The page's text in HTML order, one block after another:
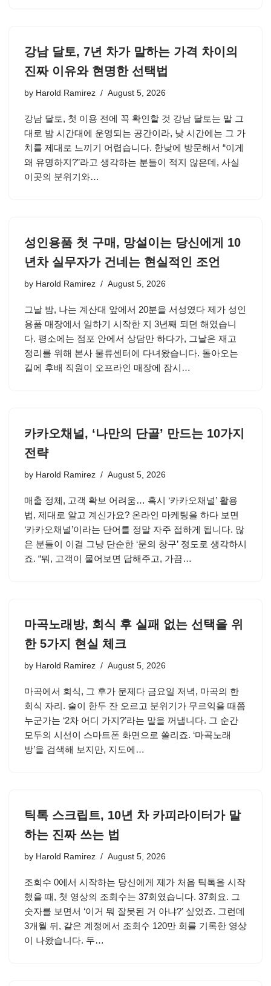
강남 달토, 7년 차가 말하는 가격 차이의
진짜 이유와 현명한 선택법
by Harold Ramirez August 5, 2026
강남 달토, 첫 이용 전에 꼭 확인할 것 강남 달토는 말 그
대로 밤 시간대에 운영되는 공간이라, 낮 시간에는 그 가
치를 제대로 느끼기 어렵습니다. 한낮에 방문해서 “이게
왜 유명하지?”라고 생각하는 분들이 적지 않은데, 사실
이곳의 분위기와…
성인용품 첫 구매, 망설이는 당신에게 10
년차 실무자가 건네는 현실적인 조언
by Harold Ramirez August 5, 2026
그날 밤, 나는 계산대 앞에서 20분을 서성였다 제가 성인
용품 매장에서 일하기 시작한 지 3년째 되던 해였습니
다. 평소에는 점포 안에서 상담만 하다가, 그날은 재고
정리를 위해 본사 물류센터에 다녀왔습니다. 돌아오는
길에 후배 직원이 오프라인 매장에 잠시…
카카오채널, ‘나만의 단골’ 만드는 10가지
전략
by Harold Ramirez August 5, 2026
매출 정체, 고객 확보 어려움… 혹시 ‘카카오채널’ 활용
법, 제대로 알고 계신가요? 온라인 마케팅을 하다 보면
‘카카오채널’이라는 단어를 정말 자주 접하게 됩니다. 많
은 분들이 이걸 그냥 단순한 ‘문의 창구’ 정도로 생각하시
죠. “뭐, 고객이 물어보면 답해주고, 가끔…
마곡노래방, 회식 후 실패 없는 선택을 위
한 5가지 현실 체크
by Harold Ramirez August 5, 2026
마곡에서 회식, 그 후가 문제다 금요일 저녁, 마곡의 한
회식 자리. 술이 한두 잔 오르고 분위기가 무르익을 때쯤
누군가는 ‘2차 어디 가지?’라는 말을 꺼냅니다. 그 순간
모두의 시선이 스마트폰 화면으로 쏠리죠. ‘마곡노래
방’을 검색해 보지만, 지도에…
틱톡 스크립트, 10년 차 카피라이터가 말
하는 진짜 쓰는 법
by Harold Ramirez August 5, 2026
조회수 0에서 시작하는 당신에게 제가 처음 틱톡을 시작
했을 때, 첫 영상의 조회수는 37회였습니다. 37회요. 그
숫자를 보면서 ‘이거 뭐 잘못된 거 아냐?’ 싶었죠. 그런데
3개월 뒤, 같은 계정에서 조회수 120만 회를 기록한 영상
이 나왔습니다. 두…